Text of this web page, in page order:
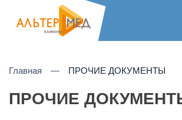
Главная ПРОЧИЕ ДОКУМЕНТЫ
ПРОЧИЕ